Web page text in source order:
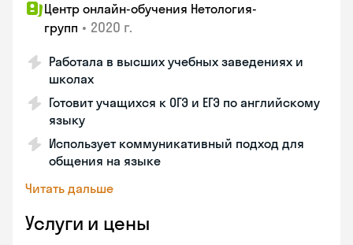
Центр онлайн-обучения Нетология-
групп • 2020 г.
Работала в высших учебных заведениях и
школах
Готовит учащихся к ОГЭ и ЕГЭ по английскому
языку
Использует коммуникативный подход для
общения на языке
Читать дальше
Услуги и цены